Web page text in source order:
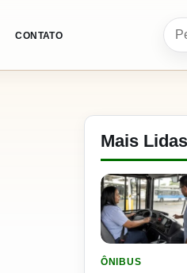
CONTATO
Mais
ÔNIBUS